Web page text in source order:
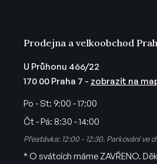
Prodejna a velkoobchod
U Průhonu 466/22
170 00 Praha 7 - zobrazit na
Po - St: 9:00 - 17:00
Čt - Pá: 8:30 - 14:00
Přestávka: 12:00 - 12:30. Parkování ve
* O svátcích máme ZAVŘENO.